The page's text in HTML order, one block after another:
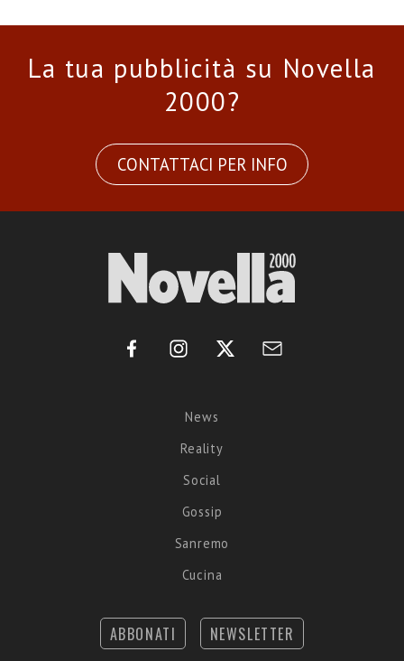
La tua pubblicità su Novella
2000?
CONTATTACI PER INFO
News
Reality
Social
Gossip
Sanremo
Cucina
ABBONATI NEWSLETTER